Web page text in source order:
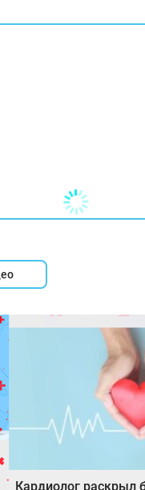
Кардиолог раскрыл